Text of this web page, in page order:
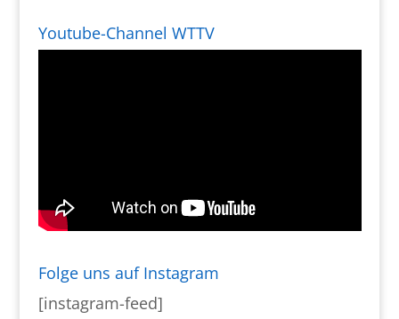
Youtube-Channel WTTV
Folge uns auf Instagram
[instagram-feed]